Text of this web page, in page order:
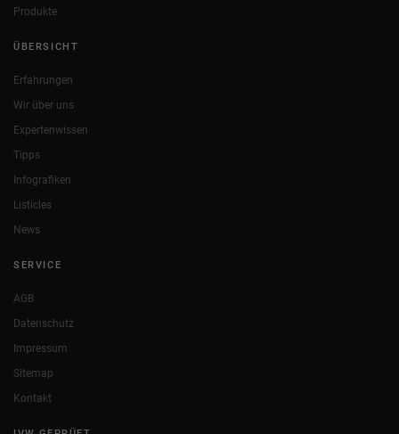
Produkte
ÜBERSICHT
Erfahrungen
Wir über uns
Expertenwissen
Tipps
Infografiken
Listicles
News
SERVICE
AGB
Datenschutz
Impressum
Sitemap
Kontakt